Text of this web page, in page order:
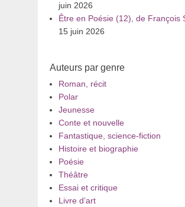
juin 2026
Être en Poésie (12), de François
15 juin 2026
Auteurs par genre
Roman, récit
Polar
Jeunesse
Conte et nouvelle
Fantastique, science-fiction
Histoire et biographie
Poésie
Théâtre
Essai et critique
Livre d’art